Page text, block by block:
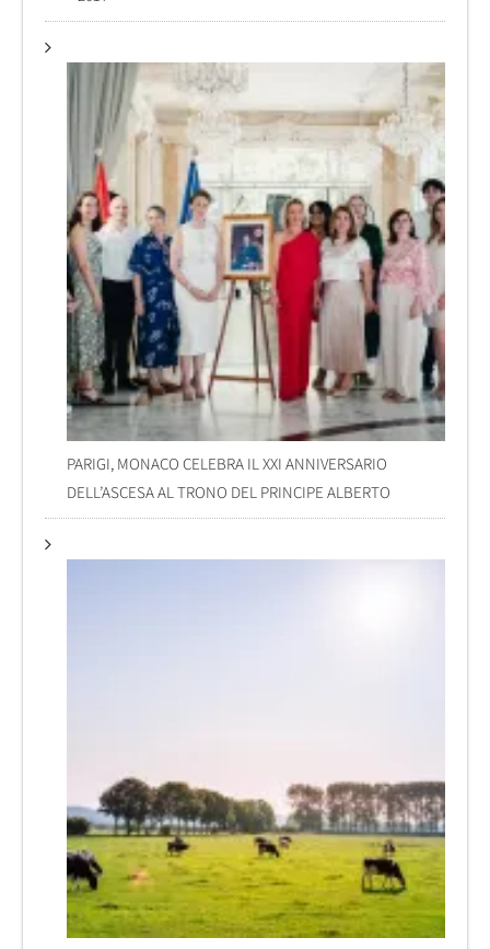
PARIGI, MONACO CELEBRA IL XXI ANNIVERSARIO
DELL’ASCESA AL TRONO DEL PRINCIPE ALBERTO